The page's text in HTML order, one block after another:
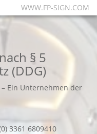
WWW.FP-SIGN.COM
§ 5
(DDG)
– Ein Unternehmen der
3361 6809410